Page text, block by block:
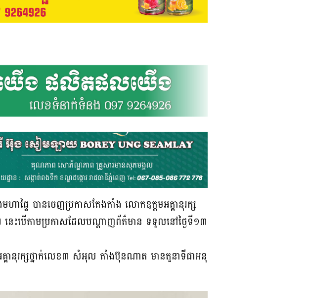
ាផ្ទៃ បានចេញប្រកាសតែងតាំង លោកឧត្តមអគ្គានុរក្ស
នេះបើតាមប្រកាសដែលបណ្ដាញព័ត៌មាន ទទួលនៅថ្ងៃទី១៣
អគ្គានុរក្សថ្នាក់លេខ៣ សំអុល តាំងប៊ុនណាត មានតួនាទីជាអនុ